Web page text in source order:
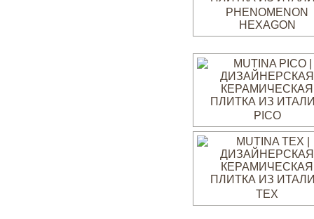
PHENOMENON
HEXAGON
PICO
TEX